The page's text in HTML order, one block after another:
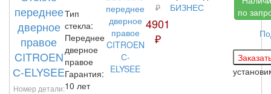
переднее
дверное
правое
CITROEN
С-ELYSEE
Номер детали:
Тип
стекла:
Переднее
дверное
правое
Гарантия:
10 лет
₽
4901
₽
БИЗНЕС
по